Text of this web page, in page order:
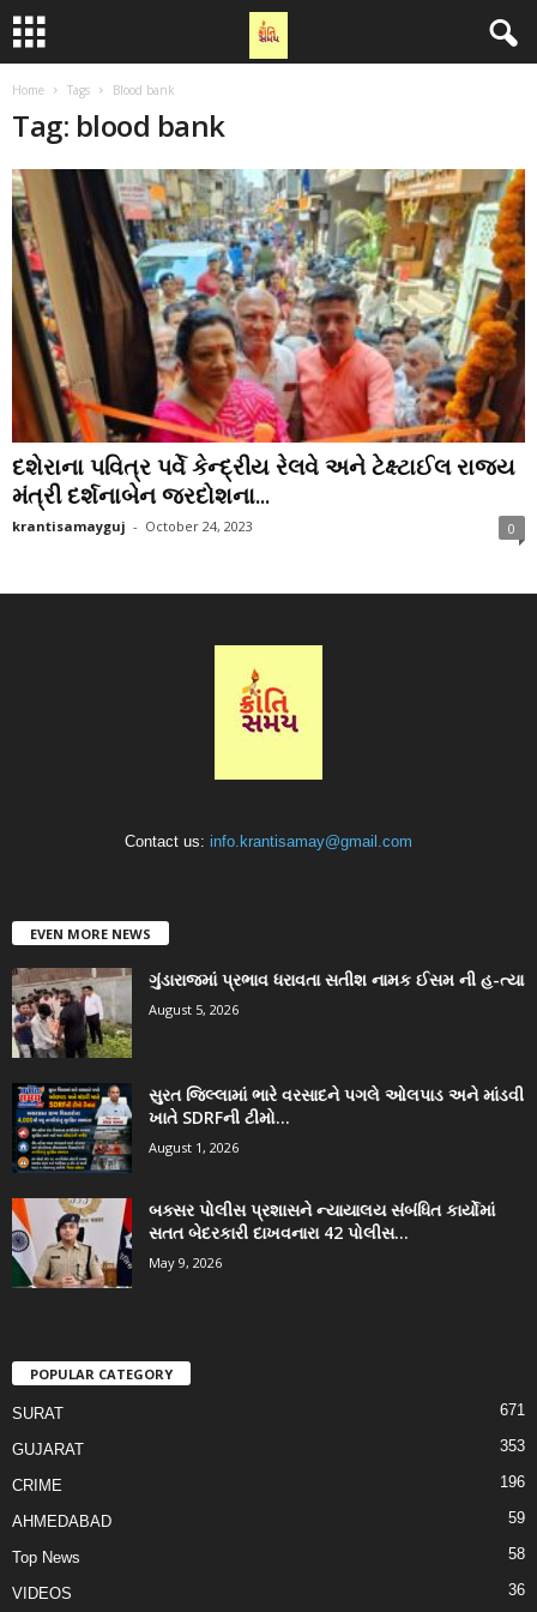
Home Tags Blood bank
Tag: blood bank
દશેરાના પવિત્ર પર્વે કેન્દ્રીય રેલવે અને ટેક્ષ્ટાઈલ રાજ્ય
મંત્રી દર્શનાબેન જરદોશના...
krantisamayguj - October 24, 2023 0
Contact us: info.krantisamay@gmail.com
EVEN MORE NEWS
ગુંડારાજમાં પ્રભાવ ધરાવતા સતીશ નામક ઈસમ ની હ-ત્યા
August 5, 2026
સુરત જિલ્લામાં ભારે વરસાદને પગલે ઓલપાડ અને માંડવી
ખાતે SDRFની ટીમો...
August 1, 2026
બક્સર પોલીસ પ્રશાસને ન્યાયાલય સંબંધિત કાર્યોમાં
સતત બેદરકારી દાખવનારા 42 પોલીસ...
May 9, 2026
POPULAR CATEGORY
SURAT 671
GUJARAT 353
CRIME 196
AHMEDABAD 59
Top News 58
VIDEOS 36